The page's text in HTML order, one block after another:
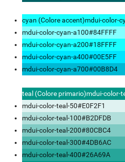
cyan (Colore accent)mdui-color-
mdui-color-cyan-a100#84FFFF
mdui-color-cyan-a200#18FFFF
mdui-color-cyan-a400#00E5FF
mdui-color-cyan-a700#00B8D4
teal (Colore primario)mdui-color-
mdui-color-teal-50#E0F2F1
mdui-color-teal-100#B2DFDB
mdui-color-teal-200#80CBC4
mdui-color-teal-300#4DB6AC
mdui-color-teal-400#26A69A